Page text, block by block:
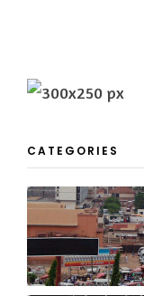
CATEGORIES